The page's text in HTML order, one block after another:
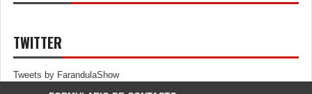
TWITTER
Tweets by FarandulaShow